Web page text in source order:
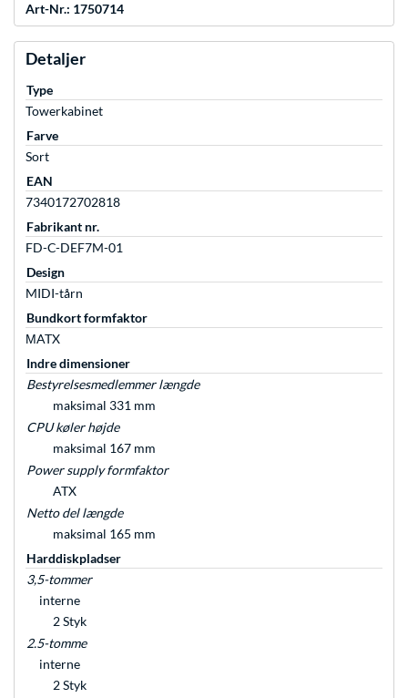
Art-Nr.: 1750714
Detaljer
Type
Towerkabinet
Farve
Sort
EAN
7340172702818
Fabrikant nr.
FD-C-DEF7M-01
Design
MIDI-tårn
Bundkort formfaktor
ΜATX
Indre dimensioner
Bestyrelsesmedlemmer længde
maksimal 331 mm
CPU køler højde
maksimal 167 mm
Power supply formfaktor
ATX
Netto del længde
maksimal 165 mm
Harddiskpladser
3,5-tommer
interne
2 Styk
2.5-tomme
interne
2 Styk